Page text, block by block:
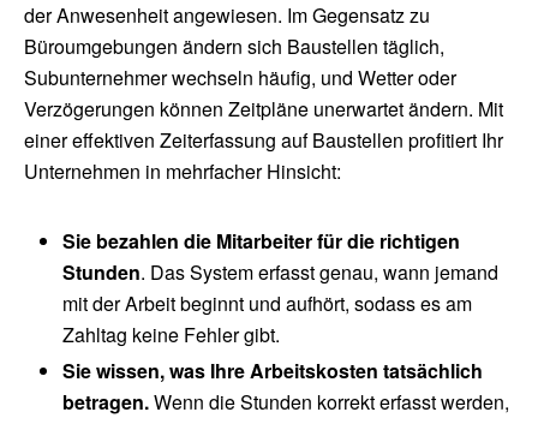
der Anwesenheit angewiesen. Im Gegensatz zu
Büroumgebungen ändern sich Baustellen täglich,
Subunternehmer wechseln häufig, und Wetter oder
Verzögerungen können Zeitpläne unerwartet ändern. Mit
einer effektiven Zeiterfassung auf Baustellen profitiert Ihr
Unternehmen in mehrfacher Hinsicht:
Sie bezahlen die Mitarbeiter für die richtigen
Stunden. Das System erfasst genau, wann jemand
mit der Arbeit beginnt und aufhört, sodass es am
Zahltag keine Fehler gibt.
Sie wissen, was Ihre Arbeitskosten tatsächlich
betragen.Wenn die Stunden korrekt erfasst werden,